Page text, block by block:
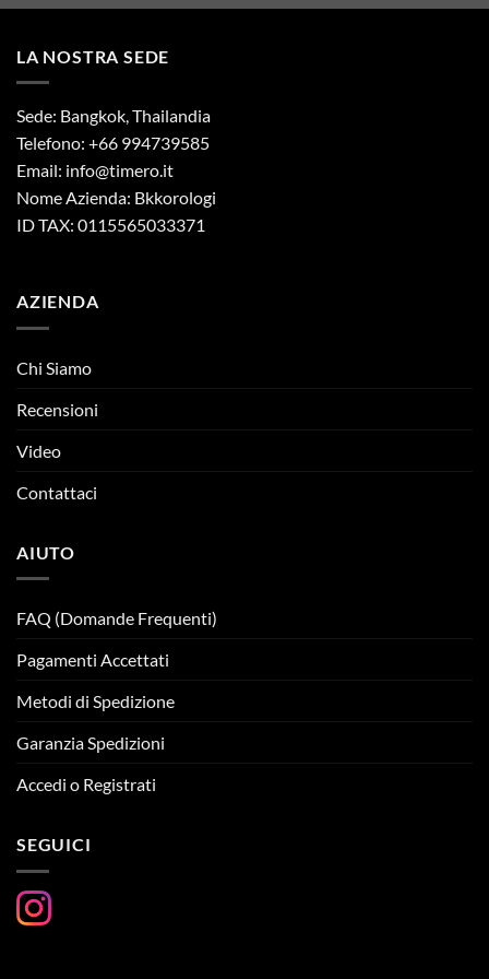
LA NOSTRA SEDE
Sede: Bangkok, Thailandia
Telefono: +66 994739585
Email: info@timero.it
Nome Azienda: Bkkorologi
ID TAX: 0115565033371
AZIENDA
Chi Siamo
Recensioni
Video
Contattaci
AIUTO
FAQ (Domande Frequenti)
Pagamenti Accettati
Metodi di Spedizione
Garanzia Spedizioni
Accedi o Registrati
SEGUICI